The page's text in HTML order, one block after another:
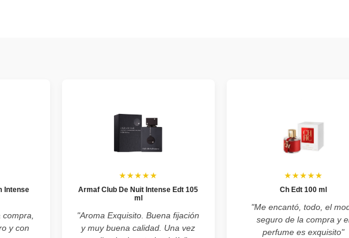
Intense
y con
★★★★★
Armaf Club De Nuit Intense Edt 105
ml
"Aroma Exquisito. Buena fijación
y muy buena calidad. Una vez
★★★★★
Ch Edt 100 ml
"Me encantó, todo, el
seguro de la compra y
perfume es exquisito"